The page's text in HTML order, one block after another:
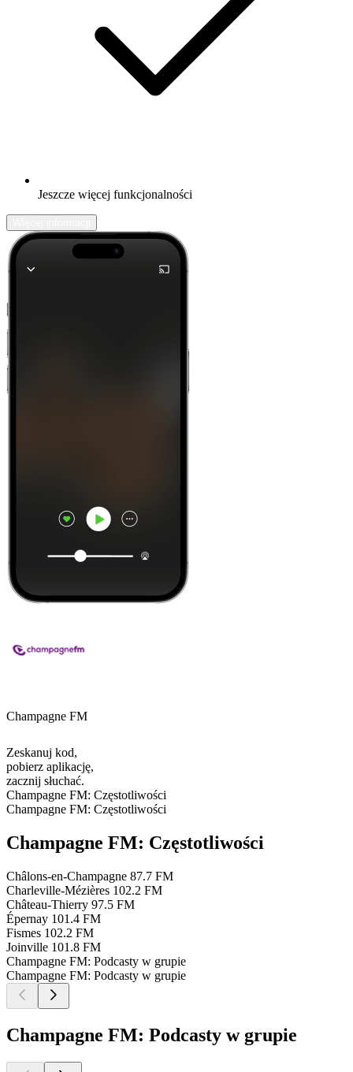
Jeszcze więcej funkcjonalności
Champagne FM
Zeskanuj kod,
pobierz aplikację,
zacznij słuchać.
Champagne FM: Częstotliwości
Champagne FM: Częstotliwości
Champagne FM: Częstotliwości
Châlons-en-Champagne 87.7 FM
Charleville-Mézières 102.2 FM
Château-Thierry 97.5 FM
Épernay 101.4 FM
Fismes 102.2 FM
Joinville 101.8 FM
Champagne FM: Podcasty w grupie
Champagne FM: Podcasty w grupie
Champagne FM: Podcasty w grupie